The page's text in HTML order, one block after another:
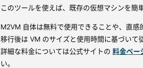
このツールを使えば、既存の仮想マシンを簡
M2VM 自体は無料で使用できることや、直感
移行後は VM のサイズと使用時間に基づいて
詳細な料金については公式サイトの 料金ペー
い。